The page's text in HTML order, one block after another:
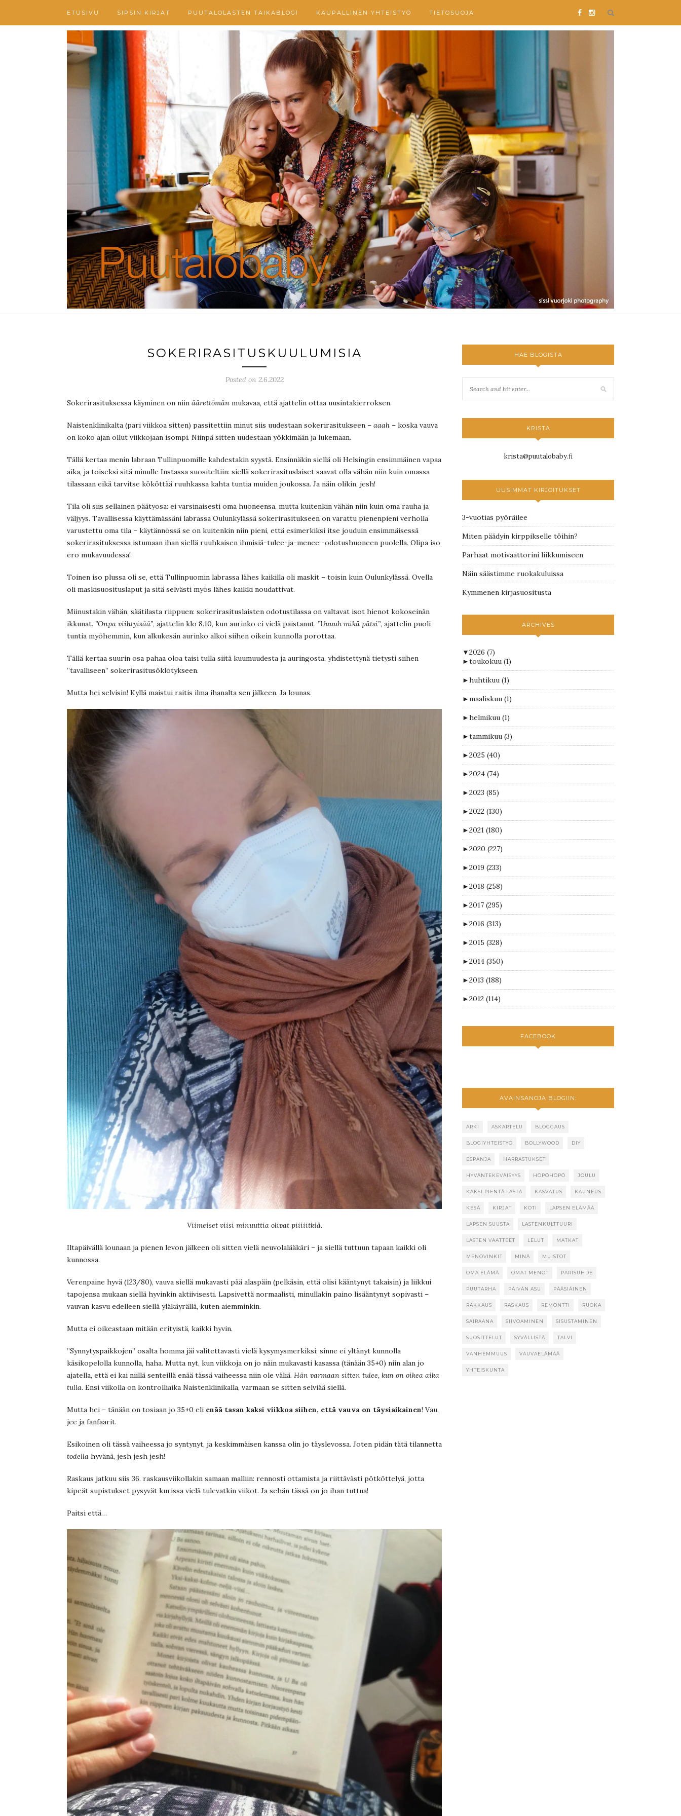
ETUSIVU SIPSIN KIRJAT PUUTALOLASTEN TAIKABLOGI KAUPALLINEN YHTEISTYÖ TIETOSUOJA
SOKERIRASITUSKUULUMISIA
Posted on 2.6.2022
Sokerirasituksessa käyminen on niin äärettömän mukavaa, että ajattelin ottaa uusintakierroksen.
Naistenklinikalta (pari viikkoa sitten) passitettiin minut siis uudestaan sokerirasitukseen – aaah – koska vauva
on koko ajan ollut viikkojaan isompi. Niinpä sitten uudestaan yökkimään ja lukemaan.
Tällä kertaa menin labraan Tullinpuomille kahdestakin syystä. Ensinnäkin siellä oli Helsingin ensimmäinen vapaa
aika, ja toiseksi sitä minulle Instassa suositeltiin: siellä sokerirasituslaiset saavat olla vähän niin kuin omassa
tilassaan eikä tarvitse kököttää ruuhkassa kahta tuntia muiden joukossa. Ja näin olikin, jesh!
Tila oli siis sellainen päätyosa: ei varsinaisesti oma huoneensa, mutta kuitenkin vähän niin kuin oma rauha ja
väljyys. Tavallisessa käyttämässäni labrassa Oulunkylässä sokerirasitukseen on varattu pienenpieni verholla
varustettu oma tila – käytännössä se on kuitenkin niin pieni, että esimerkiksi itse jouduin ensimmäisessä
sokerirasituksessa istumaan ihan siellä ruuhkaisen ihmisiä-tulee-ja-menee -odotushuoneen puolella. Olipa iso
ero mukavuudessa!
Toinen iso plussa oli se, että Tullinpuomin labrassa lähes kaikilla oli maskit – toisin kuin Oulunkylässä. Ovella
oli maskisuosituslaput ja sitä selvästi myös lähes kaikki noudattivat.
Miinustakin vähän, säätilasta riippuen: sokerirasituslaisten odotustilassa on valtavat isot hienot kokoseinän
ikkunat. ”Onpa viihtyisää”, ajattelin klo 8.10, kun aurinko ei vielä paistanut. ”Uuuuh mikä pätsi”, ajattelin puoli
tuntia myöhemmin, kun alkukesän aurinko alkoi siihen oikein kunnolla porottaa.
Tällä kertaa suurin osa pahaa oloa taisi tulla siitä kuumuudesta ja auringosta, yhdistettynä tietysti siihen
”tavalliseen” sokerirasitusöklötykseen.
Mutta hei selvisin! Kyllä maistui raitis ilma ihanalta sen jälkeen. Ja lounas.
Viimeiset viisi minuuttia olivat piiiiitkiä.
Iltapäivällä lounaan ja pienen levon jälkeen oli sitten vielä neuvolalääkäri – ja siellä tuttuun tapaan kaikki oli
kunnossa.
Verenpaine hyvä (123/80), vauva siellä mukavasti pää alaspäin (pelkäsin, että olisi kääntynyt takaisin) ja liikkui
tapojensa mukaan siellä hyvinkin aktiivisesti. Lapsivettä normaalisti, minullakin paino lisääntynyt sopivasti –
vauvan kasvu edelleen siellä yläkäyrällä, kuten aiemminkin.
Mutta ei oikeastaan mitään erityistä, kaikki hyvin.
”Synnytyspaikkojen” osalta homma jäi valitettavasti vielä kysymysmerkiksi; sinne ei yltänyt kunnolla
käsikopelolla kunnolla, haha. Mutta nyt, kun viikkoja on jo näin mukavasti kasassa (tänään 35+0) niin alan jo
ajatella, että ei kai niillä senteillä enää tässä vaiheessa niin ole väliä. Hän varmaan sitten tulee, kun on oikea aika
tulla. Ensi viikolla on kontrolliaika Naistenklinikalla, varmaan se sitten selviää siellä.
Mutta hei – tänään on tosiaan jo 35+0 eli enää tasan kaksi viikkoa siihen, että vauva on täysiaikainen! Vau,
jee ja fanfaarit.
Esikoinen oli tässä vaiheessa jo syntynyt, ja keskimmäisen kanssa olin jo täyslevossa. Joten pidän tätä tilannetta
todella hyvänä, jesh jesh jesh!
Raskaus jatkuu siis 36. raskausviikollakin samaan malliin: rennosti ottamista ja riittävästi pötköttelyä, jotta
kipeät supistukset pysyvät kurissa vielä tulevatkin viikot. Ja sehän tässä on jo ihan tuttua!
Paitsi että…
HAE BLOGISTA
KRISTA
krista@puutalobaby.fi
UUSIMMAT KIRJOITUKSET
3-vuotias pyöräilee
Miten päädyin kirppikselle töihin?
Parhaat motivaattorini liikkumiseen
Näin säästimme ruokakuluissa
Kymmenen kirjasuositusta
ARCHIVES
▼2026 (7)
►toukokuu (1)
►huhtikuu (1)
►maaliskuu (1)
►helmikuu (1)
►tammikuu (3)
►2025 (40)
►2024 (74)
►2023 (85)
►2022 (130)
►2021 (180)
►2020 (227)
►2019 (233)
►2018 (258)
►2017 (295)
►2016 (313)
►2015 (328)
►2014 (350)
►2013 (188)
►2012 (114)
FACEBOOK
AVAINSANOJA BLOGIIN:
ARKI ASKARTELU BLOGGAUS
BLOGIYHTEISTYÖ BOLLYWOOD DIY
ESPANJA HARRASTUKSET
HYVÄNTEKEVÄISYYS HÖPÖHÖPÖ JOULU
KAKSI PIENTÄ LASTA KASVATUS KAUNEUS
KESÄ KIRJAT KOTI LAPSEN ELÄMÄÄ
LAPSEN SUUSTA LASTENKULTTUURI
LASTEN VAATTEET LELUT MATKAT
MENOVINKIT MINÄ MUISTOT
OMA ELÄMÄ OMAT MENOT PARISUHDE
PUUTARHA PÄIVÄN ASU PÄÄSIÄINEN
RAKKAUS RASKAUS REMONTTI RUOKA
SAIRAANA SIIVOAMINEN SISUSTAMINEN
SUOSITTELUT SYVÄLLISTÄ TALVI
VANHEMMUUS VAUVAELÄMÄÄ
YHTEISKUNTA